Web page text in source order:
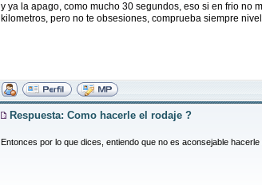
y ya la apago, como mucho 30 segundos, eso si en frio no
kilometros, pero no te obsesiones, comprueba siempre
Respuesta: Como hacerle el rodaje ?
Entonces por lo que dices, entiendo que no es aconsejable